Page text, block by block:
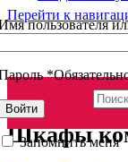
Перейти к
пользователя
*
Войти
Запомнить меня
Шкафы